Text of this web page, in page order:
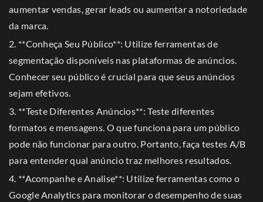
aumentar vendas, gerar leads ou aumentar a notoriedade
da marca.
2. **Conheça Seu Público**: Utilize ferramentas de
segmentação disponíveis nas plataformas de anúncios.
Conhecer seu público é crucial para que seus anúncios
sejam efetivos.
3. **Teste Diferentes Anúncios**: Teste diferentes
formatos e mensagens. O que funciona para um público
pode não funcionar para outro. Portanto, faça testes A/B
para entender qual anúncio traz melhores resultados.
4. **Acompanhe e Analise**: Utilize ferramentas como o
Google Analytics para monitorar o desempenho de suas